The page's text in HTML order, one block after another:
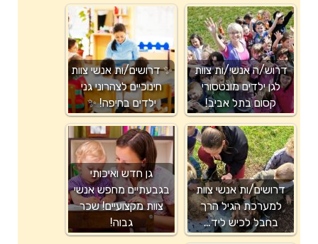
דרוש/ה אנשי/ות צוות
לגן ילדים מונטסורי
קסום בתל אביב!
✨ דרושים/ות אנשי צוות
חינוכיים לצהרוני גני
ילדים בחיפה! ✨
דרושים/ות אנשי צוות
למערכת הגיל הרך
בחבל לכיש ליד…
גן חדש ואיכותי
בגבעתיים מחפש אנשי
צוות מקצועיים! שכר
גבוה!